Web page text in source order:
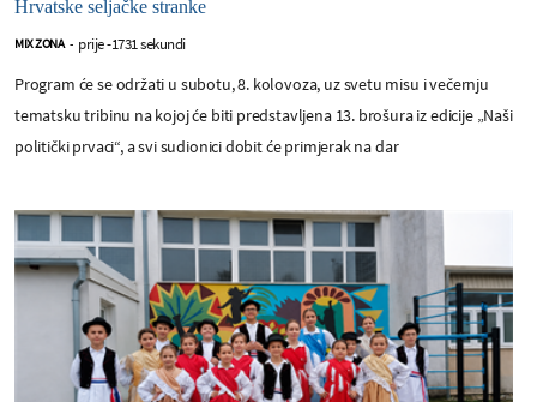
Hrvatske seljačke stranke
MIX ZONA - prije -1731 sekundi
Program će se održati u subotu, 8. kolovoza, uz svetu misu i večernju
tematsku tribinu na kojoj će biti predstavljena 13. brošura iz edicije „Naši
politički prvaci“, a svi sudionici dobit će primjerak na dar